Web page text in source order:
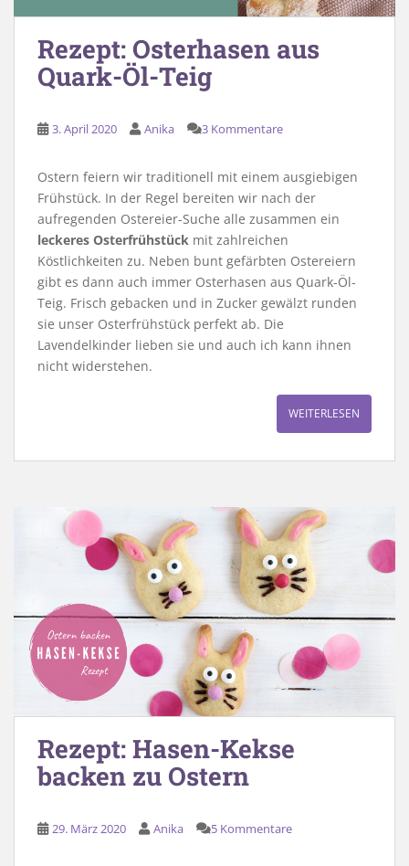
Rezept: Osterhasen aus
Quark-Öl-Teig
3. April 2020 Anika 3 Kommentare
Ostern feiern wir traditionell mit einem ausgiebigen
Frühstück. In der Regel bereiten wir nach der
aufregenden Ostereier-Suche alle zusammen ein
leckeres Osterfrühstück mit zahlreichen
Köstlichkeiten zu. Neben bunt gefärbten Ostereiern
gibt es dann auch immer Osterhasen aus Quark-Öl-
Teig. Frisch gebacken und in Zucker gewälzt runden
sie unser Osterfrühstück perfekt ab. Die
Lavendelkinder lieben sie und auch ich kann ihnen
nicht widerstehen.
WEITERLESEN
Rezept: Hasen-Kekse
backen zu Ostern
29. März 2020 Anika 5 Kommentare